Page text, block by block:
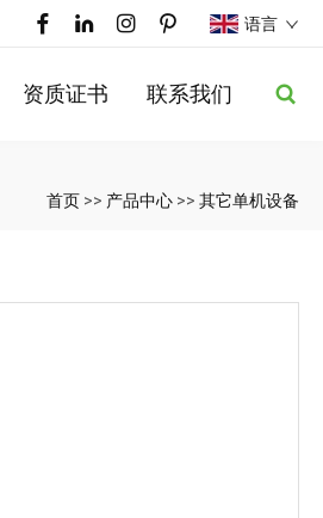
语言
资质证书 联系我们
首页 >> 产品中心 >> 其它单机设备